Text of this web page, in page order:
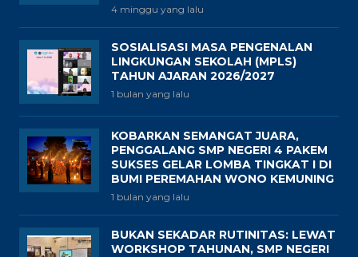
4 minggu yang lalu
SOSIALISASI MASA PENGENALAN
LINGKUNGAN SEKOLAH (MPLS)
TAHUN AJARAN 2026/2027
1 bulan yang lalu
KOBARKAN SEMANGAT JUARA,
PENGGALANG SMP NEGERI 4 PAKEM
SUKSES GELAR LOMBA TINGKAT I DI
BUMI PEREMAHAN WONO KEMUNING
1 bulan yang lalu
BUKAN SEKADAR RUTINITAS: LEWAT
WORKSHOP TAHUNAN, SMP NEGERI